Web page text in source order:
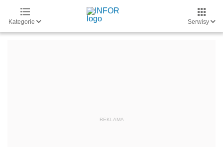
Kategorie Serwisy